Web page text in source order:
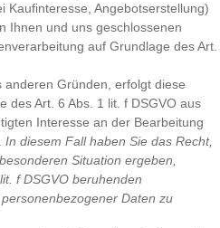
Kaufinteresse, Angebotserstellung)
Ihnen und uns geschlossenen
auf Grundlage des Art.
Gründen, erfolgt diese
des Art. 6 Abs. 1 lit. f DSGVO aus
Interesse an der Bearbeitung
In diesem Fall haben Sie das Recht,
Situation ergeben,
f DSGVO beruhenden
Daten zu